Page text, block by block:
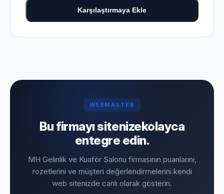
Karşılaştırmaya Ekle
WEBMASTER
Bu firmayı sitenizekolayca
entegre edin.
MH Gelinlik ve Kuaför Salonu firmasının puanlarını,
rozetlerini ve müşteri değerlendirmelerini kendi
web sitenizde canlı olarak gösterin.